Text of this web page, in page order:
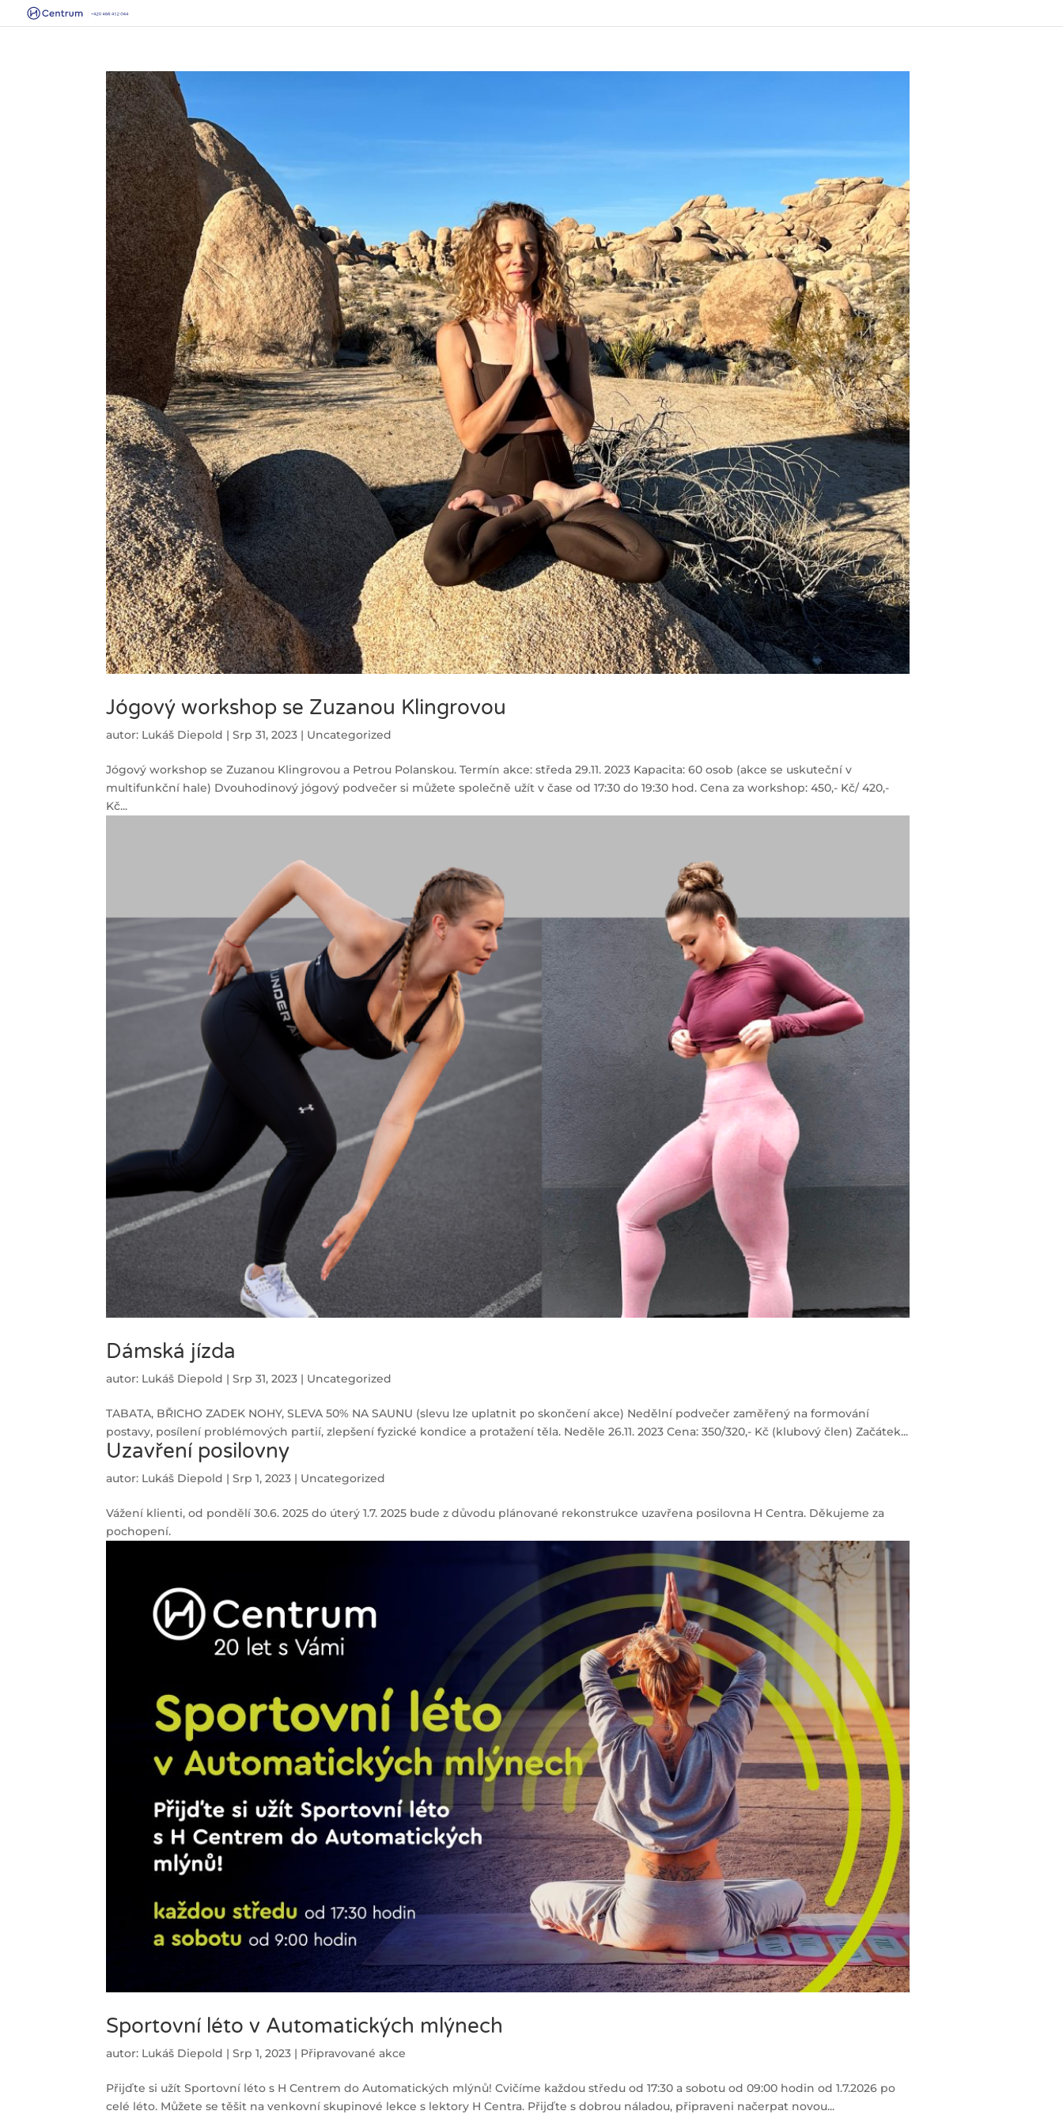
Jógový workshop se Zuzanou Klingrovou
autor: Lukáš Diepold |Srp 31, 2023 | Uncategorized
Jógový workshop se Zuzanou Klingrovou a Petrou Polanskou. Termín akce: středa 29.11. 2023 Kapacita: 60 osob (akce se uskuteční v
multifunkční hale) Dvouhodinový jógový podvečer si můžete společně užít v čase od 17:30 do 19:30 hod. Cena za workshop: 450,- Kč/ 420,-
Kč...
Dámská jízda
autor: Lukáš Diepold |Srp 31, 2023 | Uncategorized
TABATA, BŘICHO ZADEK NOHY, SLEVA 50% NA SAUNU (slevu lze uplatnit po skončení akce) Nedělní podvečer zaměřený na formování
postavy, posílení problémových partií, zlepšení fyzické kondice a protažení těla. Neděle 26.11. 2023 Cena: 350/320,- Kč (klubový člen) Začátek...
Uzavření posilovny
autor: Lukáš Diepold |Srp 1, 2023 | Uncategorized
Vážení klienti, od pondělí 30.6. 2025 do úterý 1.7. 2025 bude z důvodu plánované rekonstrukce uzavřena posilovna H Centra. Děkujeme za
pochopení.
Sportovní léto v Automatických mlýnech
autor: Lukáš Diepold |Srp 1, 2023 | Připravované akce
Přijďte si užít Sportovní léto s H Centrem do Automatických mlýnů! Cvičíme každou středu od 17:30 a sobotu od 09:00 hodin od 1.7.2026 po
celé léto. Můžete se těšit na venkovní skupinové lekce s lektory H Centra. Přijďte s dobrou náladou, připraveni načerpat novou...